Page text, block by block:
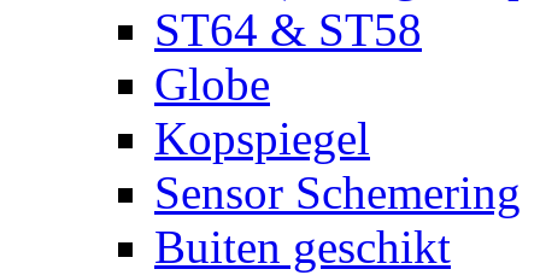
ST64 & ST58
Globe
Kopspiegel
Sensor Schemering
Buiten geschikt